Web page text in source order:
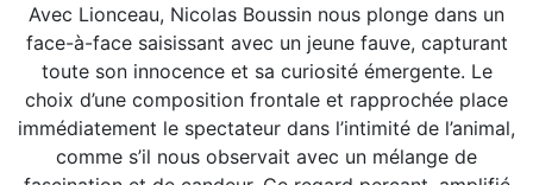
Avec Lionceau, Nicolas Boussin nous plonge dans un
face-à-face saisissant avec un jeune fauve, capturant
toute son innocence et sa curiosité émergente. Le
choix d’une composition frontale et rapprochée place
immédiatement le spectateur dans l’intimité de l’animal,
comme s’il nous observait avec un mélange de